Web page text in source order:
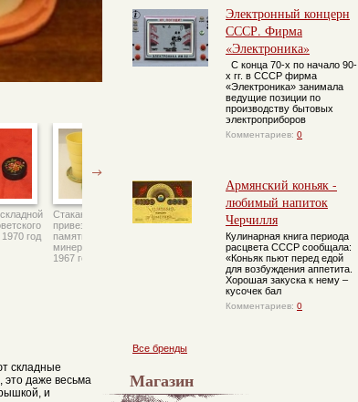
год
Стакан складной,
привезенный на
память с курорта
минеральных вод.
1967 год
Современный
сувенир.
железный стакан-
складные
даже весьма
и
Электронный концерн
СССР. Фирма
«Электроника»
С конца 70-х по начало 90-
х гг. в СССР фирма
«Электроника» занимала
ведущие позиции по
производству бытовых
электроприборов
Комментариев: 0
Армянский коньяк -
любимый напиток
Черчилля
Кулинарная книга периода
расцвета СССР сообщала:
«Коньяк пьют перед едой
для возбуждения аппетита.
Хорошая закуска к нему –
кусочек бал
Комментариев: 0
Все бренды
Магазин